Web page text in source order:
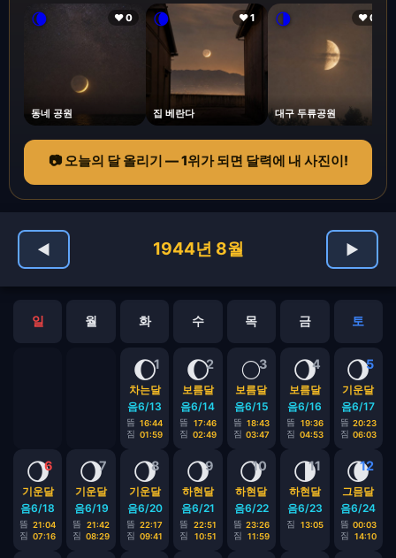
🌘 ❤ 0
동네 공원
🌘 ❤ 1
집 베란다
🌗 ❤ 0
대구 두류공원
📷 오늘의 달 올리기 — 1위가 되면 달력에 내 사진이!
◀ 1944년 8월 ▶
일 월 화 수 목 금 토
1
🌔
차는달
음6/13
뜸 16:44
짐 01:59
2
🌔
보름달
음6/14
뜸
17:46
짐 02:49
3
🌕
보름달
음6/15
뜸 18:43
짐 03:47
4
🌖
보름달
음6/16
뜸
19:36
짐 04:53
5
🌖
기운달
음6/17
뜸 20:23
짐 06:03
6
🌖
기운달
음6/18
뜸 21:04
짐 07:16
7
🌖
기운달
음6/19
뜸
21:42
짐 08:29
8
🌖
기운달
음6/20
뜸 22:17
짐 09:41
9
🌖
하현달
음6/21
뜸
22:51
짐
10:51
10
🌖
하현달
음6/22
뜸 23:26
짐
11:59
11
🌗
하현달
음6/23
짐 13:05
12
🌘
그믐달
음6/24
뜸 00:03
짐
14:10